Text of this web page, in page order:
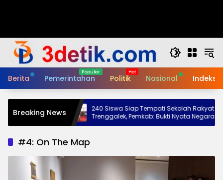
Berita Pemerintahan Politik Nasional Indeks
Breaking News
ke
Jaga
240 Siswa Siap Tempati Sekolah Rakyat
Trenggalek, Pemkab: Bukti Nyata Negara
Hadir untuk Anak Kurang Mampu
#4: On The Map